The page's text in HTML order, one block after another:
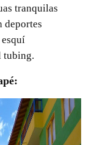
tranquilas
deportes
tubing.